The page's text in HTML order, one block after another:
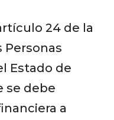
24 de la
Personas
Estado de
se debe
a